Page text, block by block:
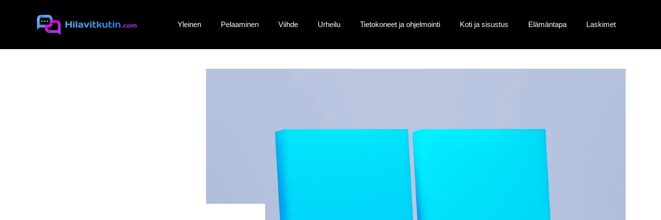
Yleinen Pelaaminen Viihde Urheilu Tietokoneet ja ohjelmointi Koti ja sisustus Elämäntapa Laskimet